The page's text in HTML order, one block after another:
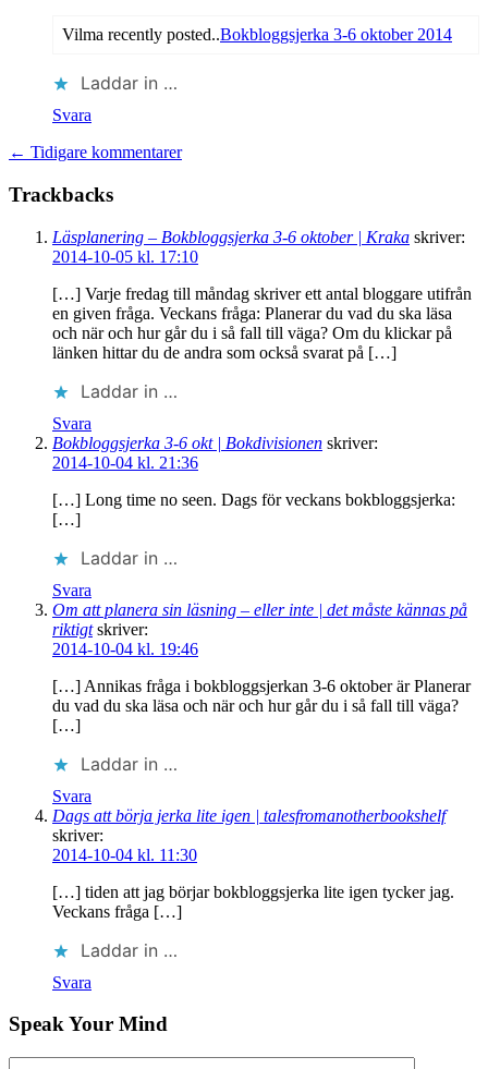
Vilma recently posted..Bokbloggsjerka 3-6 oktober 2014
Laddar in …
Svara
← Tidigare kommentarer
Trackbacks
Läsplanering – Bokbloggsjerka 3-6 oktober | Kraka skriver:
2014-10-05 kl. 17:10
[…] Varje fredag till måndag skriver ett antal bloggare utifrån
en given fråga. Veckans fråga: Planerar du vad du ska läsa
och när och hur går du i så fall till väga? Om du klickar på
länken hittar du de andra som också svarat på […]
Laddar in …
Svara
Bokbloggsjerka 3-6 okt | Bokdivisionen skriver:
2014-10-04 kl. 21:36
[…] Long time no seen. Dags för veckans bokbloggsjerka:
[…]
Laddar in …
Svara
Om att planera sin läsning – eller inte | det måste kännas på
riktigt skriver:
2014-10-04 kl. 19:46
[…] Annikas fråga i bokbloggsjerkan 3-6 oktober är Planerar
du vad du ska läsa och när och hur går du i så fall till väga?
[…]
Laddar in …
Svara
Dags att börja jerka lite igen | talesfromanotherbookshelf
skriver:
2014-10-04 kl. 11:30
[…] tiden att jag börjar bokbloggsjerka lite igen tycker jag.
Veckans fråga […]
Laddar in …
Svara
Speak Your Mind